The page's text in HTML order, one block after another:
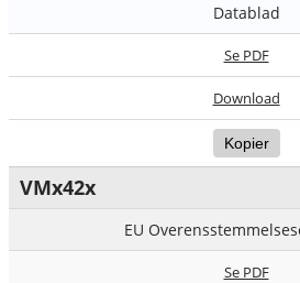
Datablad
Se PDF
Download
Kopier
VMx42x
EU
Se PDF